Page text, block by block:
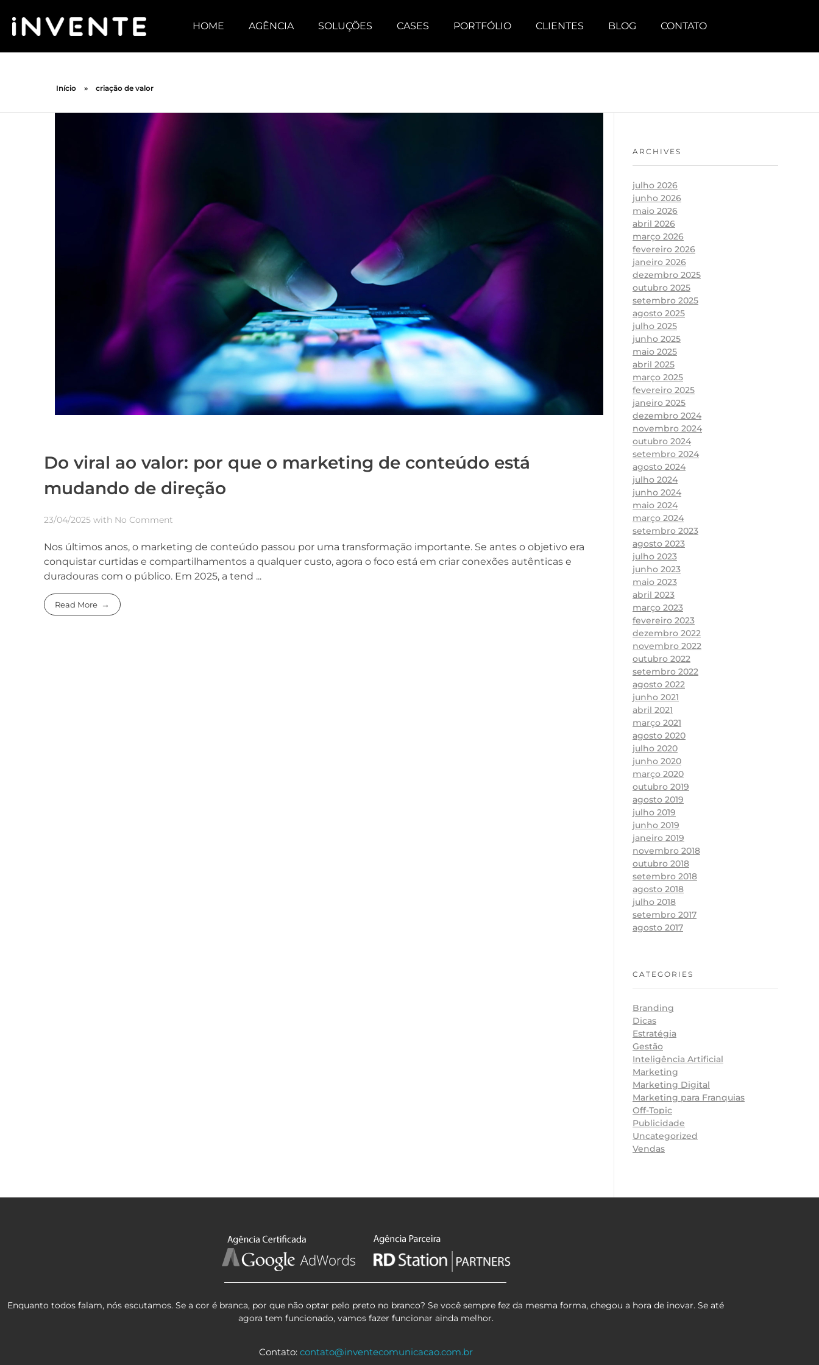
HOME AGÊNCIA SOLUÇÕES CASES PORTFÓLIO CLIENTES BLOG CONTATO
Início » criação de valor
Do viral ao valor: por que o marketing de conteúdo está
mudando de direção
23/04/2025 with No Comment
Nos últimos anos, o marketing de conteúdo passou por uma transformação importante. Se antes o objetivo era
conquistar curtidas e compartilhamentos a qualquer custo, agora o foco está em criar conexões autênticas e
duradouras com o público. Em 2025, a tend ...
Read More
ARCHIVES
julho 2026
junho 2026
maio 2026
abril 2026
março 2026
fevereiro 2026
janeiro 2026
dezembro 2025
outubro 2025
setembro 2025
agosto 2025
julho 2025
junho 2025
maio 2025
abril 2025
março 2025
fevereiro 2025
janeiro 2025
dezembro 2024
novembro 2024
outubro 2024
setembro 2024
agosto 2024
julho 2024
junho 2024
maio 2024
março 2024
setembro 2023
agosto 2023
julho 2023
junho 2023
maio 2023
abril 2023
março 2023
fevereiro 2023
dezembro 2022
novembro 2022
outubro 2022
setembro 2022
agosto 2022
junho 2021
abril 2021
março 2021
agosto 2020
julho 2020
junho 2020
março 2020
outubro 2019
agosto 2019
julho 2019
junho 2019
janeiro 2019
novembro 2018
outubro 2018
setembro 2018
agosto 2018
julho 2018
setembro 2017
agosto 2017
CATEGORIES
Branding
Dicas
Estratégia
Gestão
Inteligência Artificial
Marketing
Marketing Digital
Marketing para Franquias
Off-Topic
Publicidade
Uncategorized
Vendas
Enquanto todos falam, nós escutamos. Se a cor é branca, por que não optar pelo preto no branco? Se você sempre fez da mesma forma, chegou a hora de inovar. Se até
agora tem funcionado, vamos fazer funcionar ainda melhor.
Contato: contato@inventecomunicacao.com.br